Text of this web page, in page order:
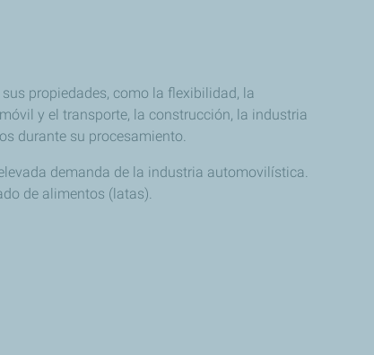
propiedades, como la flexibilidad, la
y el transporte, la construcción, la industria
durante su procesamiento.
demanda de la industria automovilística.
de alimentos (latas).